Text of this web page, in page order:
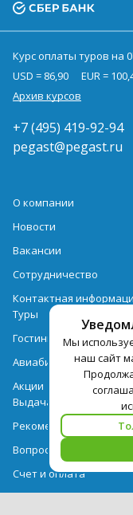
Мы
наш сайт
Курс оплаты туров на
USD = 86,90
EUR =
Архив курсов
+7 (495) 419-92-94
pegast@pegast.ru
О компании
Новости
Вакансии
Сотрудничество
Контактная
Туры
Гостиницы
Авиабилеты
Акции
Выдача документов
Рекомендации
Вопрос-ответ
Счет и оплата
Важная информация